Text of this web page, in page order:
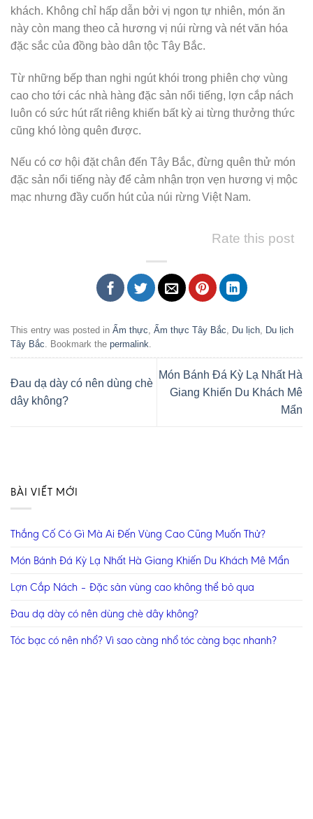
khách. Không chỉ hấp dẫn bởi vị ngon tự nhiên, món ăn
này còn mang theo cả hương vị núi rừng và nét văn hóa
đặc sắc của đồng bào dân tộc Tây Bắc.
Từ những bếp than nghi ngút khói trong phiên chợ vùng
cao cho tới các nhà hàng đặc sản nổi tiếng, lợn cắp nách
luôn có sức hút rất riêng khiến bất kỳ ai từng thưởng thức
cũng khó lòng quên được.
Nếu có cơ hội đặt chân đến Tây Bắc, đừng quên thử món
đặc sản nổi tiếng này để cảm nhận trọn vẹn hương vị mộc
mạc nhưng đầy cuốn hút của núi rừng Việt Nam.
Rate this post
This entry was posted in Ẩm thực Ẩm thực Tây Bắc Du lịch
Du lịch
Tây Bắc . Bookmark the permalink
Đau dạ dày có nên dùng chè
dây không?
Món Bánh Đá Kỳ Lạ Nhất Hà
Giang Khiến Du Khách Mê
Mẩn
BÀI VIẾT MỚI
Thắng Cố Có Gì Mà Ai Đến Vùng Cao Cũng Muốn Thử?
Món Bánh Đá Kỳ Lạ Nhất Hà Giang Khiến Du Khách Mê Mẩn
Lợn Cắp Nách – Đặc sản vùng cao không thể bỏ qua
Đau dạ dày có nên dùng chè dây không?
Tóc bạc có nên nhổ? Vì sao càng nhổ tóc càng bạc nhanh?